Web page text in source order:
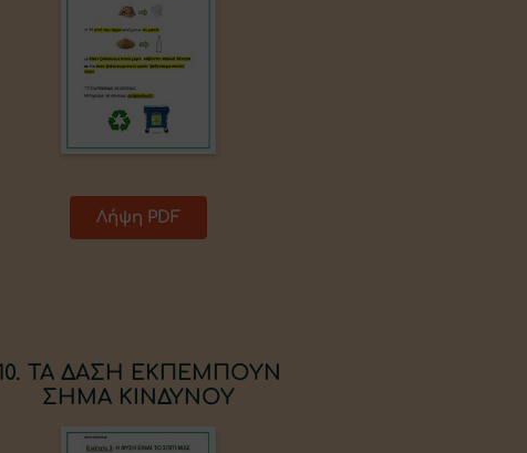
Λήψη PDF
ΤΑ ΔΑΣΗ ΕΚΠΕΜΠΟΥΝ
ΣΗΜΑ ΚΙΝΔΥΝΟΥ